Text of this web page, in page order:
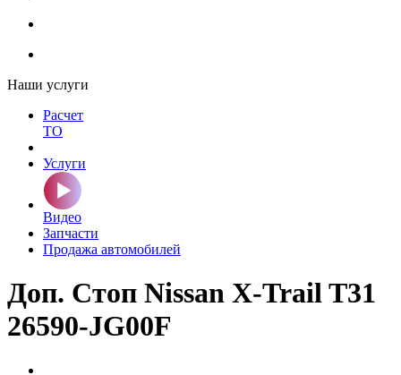
Наши услуги
Расчет
ТО
Услуги
Видео
Запчасти
Продажа автомобилей
Доп. Стоп Nissan X-Trail T31
26590-JG00F